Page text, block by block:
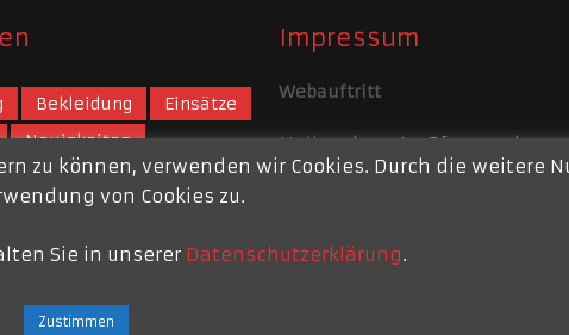
Bekleidung
Einsätze
Neuigkeiten
Über Uns
Impressum
Webauftritt
Mail:webmaster@feuerwehr-
zu können, verwenden wir Cookies. Durch die weitere
von Cookies zu.
Sie in unserer Datenschutzerklärung.
Zustimmen